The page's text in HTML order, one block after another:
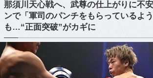
那須川天心戦へ、武尊の仕上がりに不
ンで「軍司のパンチをもらっているよ
も…“正面突破”がカギに